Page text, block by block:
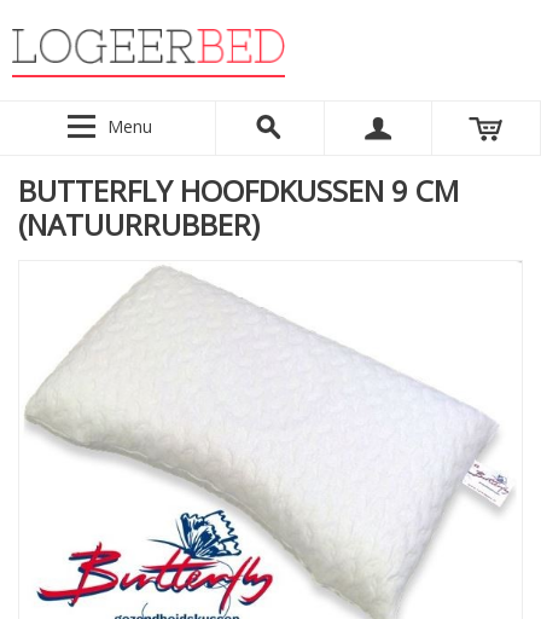
Menu
BUTTERFLY HOOFDKUSSEN 9 CM
(NATUURRUBBER)